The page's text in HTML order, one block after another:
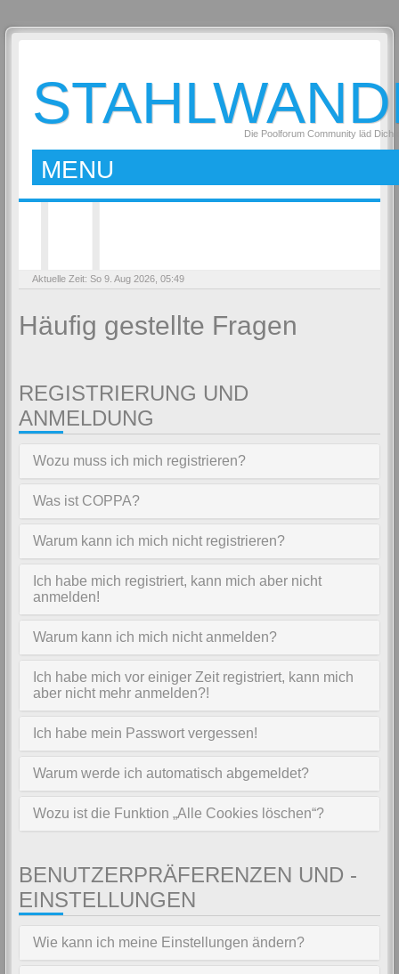
Die Poolforum Community läd Dich
MENU
Aktuelle Zeit: So 9. Aug 2026, 05:49
Häufig gestellte Fragen
REGISTRIERUNG UND
ANMELDUNG
Wozu muss ich mich registrieren?
Was ist COPPA?
Warum kann ich mich nicht registrieren?
Ich habe mich registriert, kann mich aber nicht
anmelden!
Warum kann ich mich nicht anmelden?
Ich habe mich vor einiger Zeit registriert, kann mich
aber nicht mehr anmelden?!
Ich habe mein Passwort vergessen!
Warum werde ich automatisch abgemeldet?
Wozu ist die Funktion „Alle Cookies löschen“?
BENUTZERPRÄFERENZEN UND -
EINSTELLUNGEN
Wie kann ich meine Einstellungen ändern?